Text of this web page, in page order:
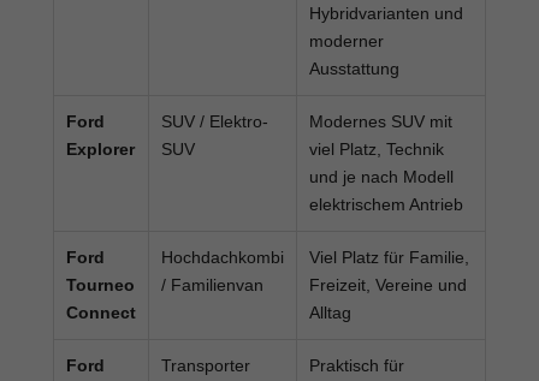
Hybridvarianten und
moderner
Ausstattung
Ford
Explorer
SUV / Elektro-
SUV
Modernes SUV mit
viel Platz, Technik
und je nach Modell
elektrischem Antrieb
Ford
Tourneo
Connect
Hochdachkombi
/ Familienvan
Viel Platz für Familie,
Freizeit, Vereine und
Alltag
Ford
Transporter
Praktisch für